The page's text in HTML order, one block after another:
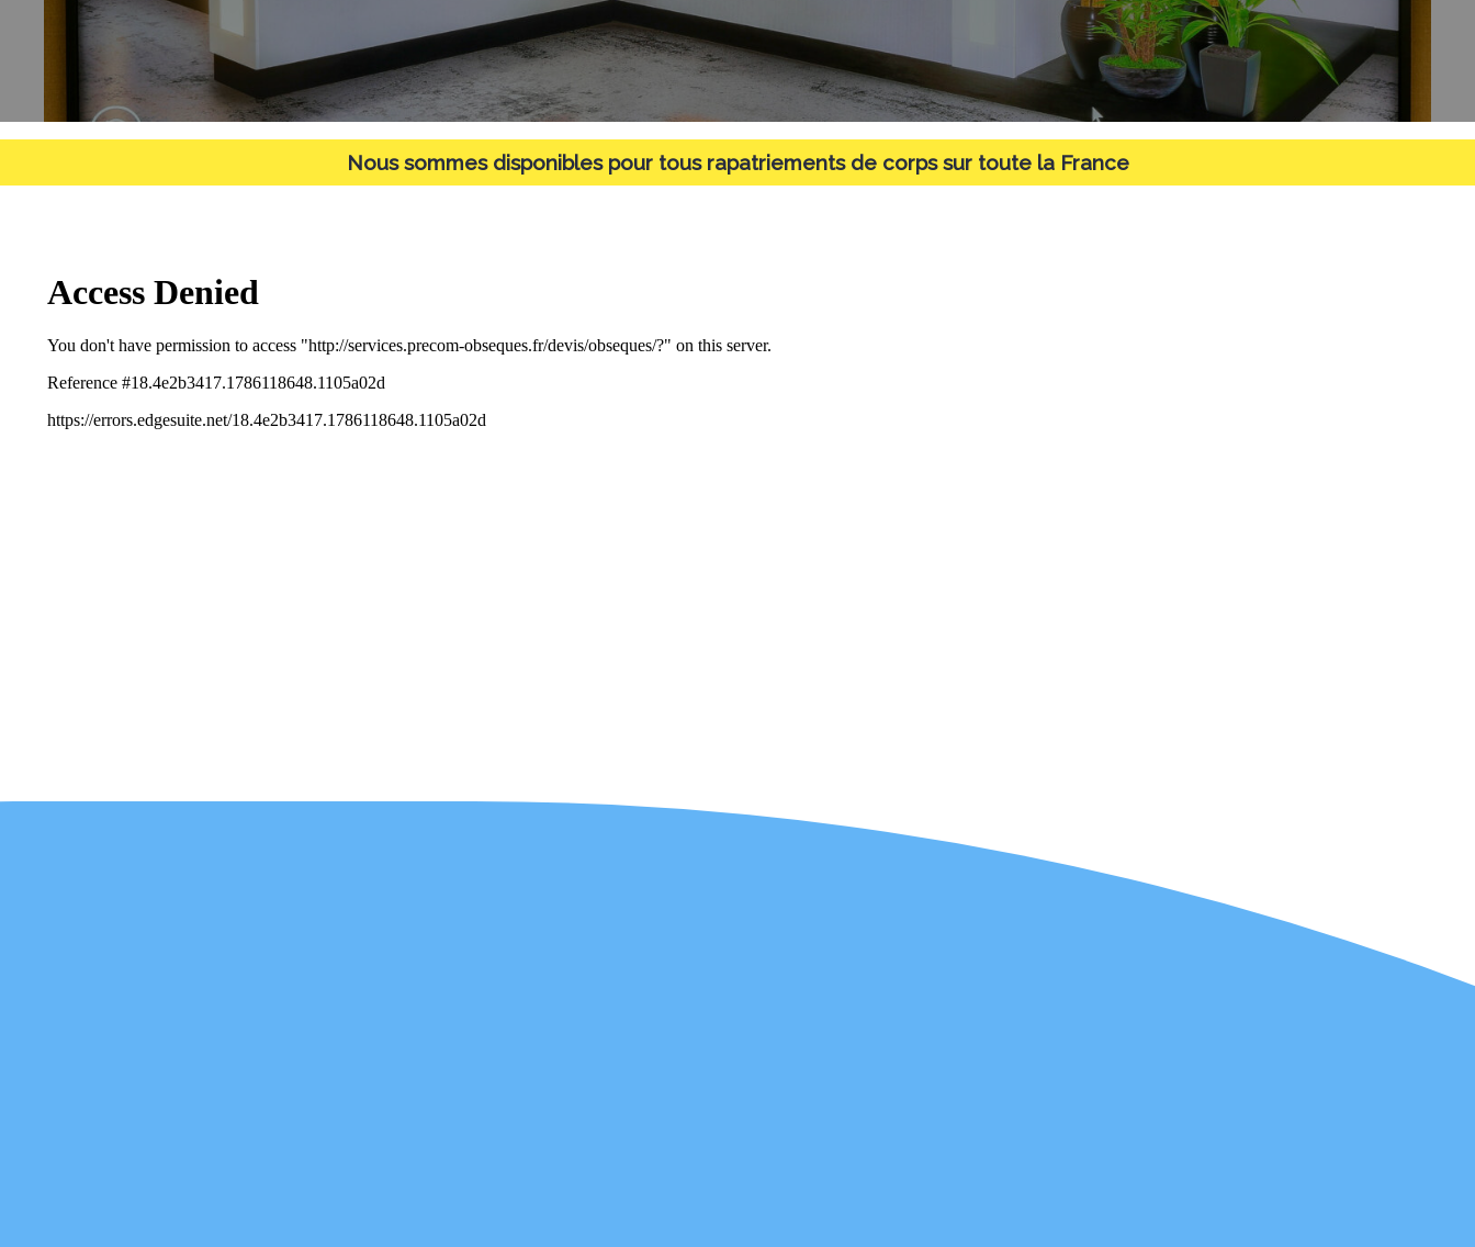
Nous sommes disponibles pour tous rapatriements de corps sur toute la France